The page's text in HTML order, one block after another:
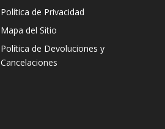
Política de Privacidad
Mapa del Sitio
Política de Devoluciones y
Cancelaciones